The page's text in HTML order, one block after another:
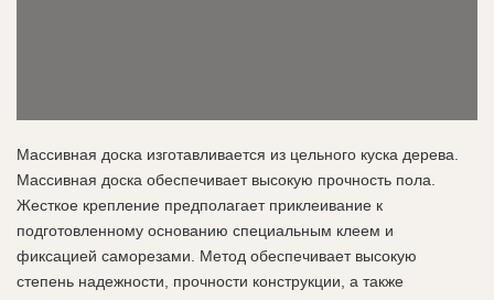
Массивная доска изготавливается из цельного куска дерева.
Массивная доска обеспечивает высокую прочность пола.
Жесткое крепление предполагает приклеивание к
подготовленному основанию специальным клеем и
фиксацией саморезами. Метод обеспечивает высокую
степень надежности, прочности конструкции, а также